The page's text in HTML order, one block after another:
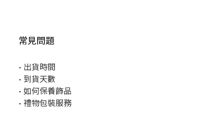
常見問題
- 出貨時間
- 到貨天數
- 如何保養飾品
- 禮物包裝服務